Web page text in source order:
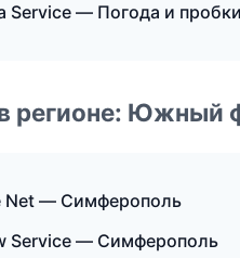
Service — Погода и пробки
регионе: Южный
Net — Симферополь
Service — Симферополь